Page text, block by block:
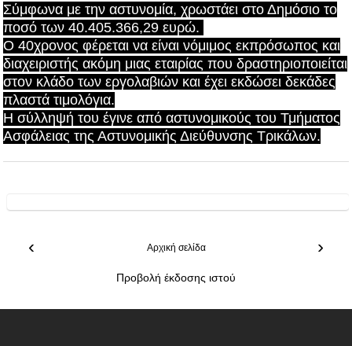
Σύμφωνα με την αστυνομία,χρωστάει στο Δημόσιο το
ποσό των 40.405.366,29 ευρώ.
Ο 40χρονος φέρεται να είναι νόμιμος εκπρόσωπος και
διαχειριστής ακόμη μιας εταιρίας που δραστηριοποιείται
στον κλάδο των εργολαβιών και έχει εκδώσει δεκάδες
πλαστά τιμολόγια.
Η σύλληψή του έγινε από αστυνομικούς του Τμήματος
Ασφάλειας της Αστυνομικής Διεύθυνσης Τρικάλων.
‹ ›
Αρχική σελίδα
Προβολή έκδοσης ιστού